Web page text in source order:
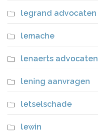
legrand advocaten
lemache
lenaerts advocaten
lening aanvragen
letselschade
lewin